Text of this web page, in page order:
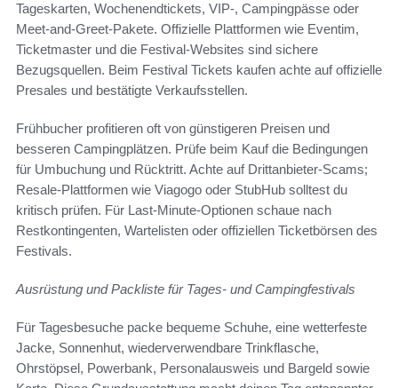
Tageskarten, Wochenendtickets, VIP-, Campingpässe oder
Meet-and-Greet-Pakete. Offizielle Plattformen wie Eventim,
Ticketmaster und die Festival-Websites sind sichere
Bezugsquellen. Beim Festival Tickets kaufen achte auf offizielle
Presales und bestätigte Verkaufsstellen.
Frühbucher profitieren oft von günstigeren Preisen und
besseren Campingplätzen. Prüfe beim Kauf die Bedingungen
für Umbuchung und Rücktritt. Achte auf Drittanbieter-Scams;
Resale-Plattformen wie Viagogo oder StubHub solltest du
kritisch prüfen. Für Last-Minute-Optionen schaue nach
Restkontingenten, Wartelisten oder offiziellen Ticketbörsen des
Festivals.
Ausrüstung und Packliste für Tages- und Campingfestivals
Für Tagesbesuche packe bequeme Schuhe, eine wetterfeste
Jacke, Sonnenhut, wiederverwendbare Trinkflasche,
Ohrstöpsel, Powerbank, Personalausweis und Bargeld sowie